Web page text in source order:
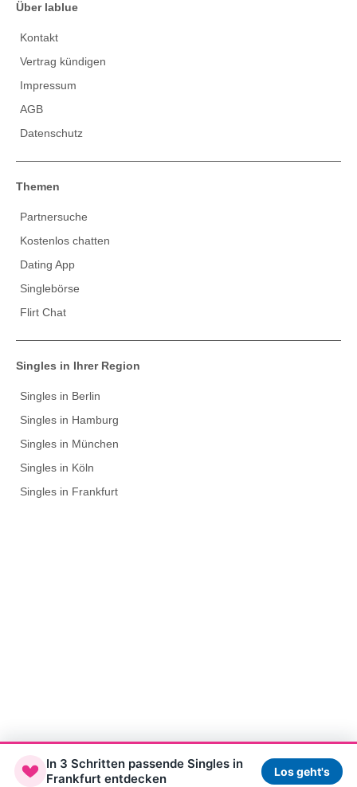
Über lablue
Kontakt
Vertrag kündigen
Impressum
AGB
Datenschutz
Themen
Partnersuche
Kostenlos chatten
Dating App
Singlebörse
Flirt Chat
Singles in Ihrer Region
Singles in Berlin
Singles in Hamburg
Singles in München
Singles in Köln
Singles in Frankfurt
In 3 Schritten passende Singles in
Frankfurt entdecken Los geht's